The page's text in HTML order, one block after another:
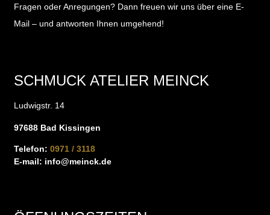
Fragen oder Anregungen? Dann freuen wir uns über eine E-
Mail – und antworten Ihnen umgehend!
SCHMUCK ATELIER MEINCK
Ludwigstr. 14
97688 Bad Kissingen
Telefon: 0971 / 3118
E-mail: info@meinck.de